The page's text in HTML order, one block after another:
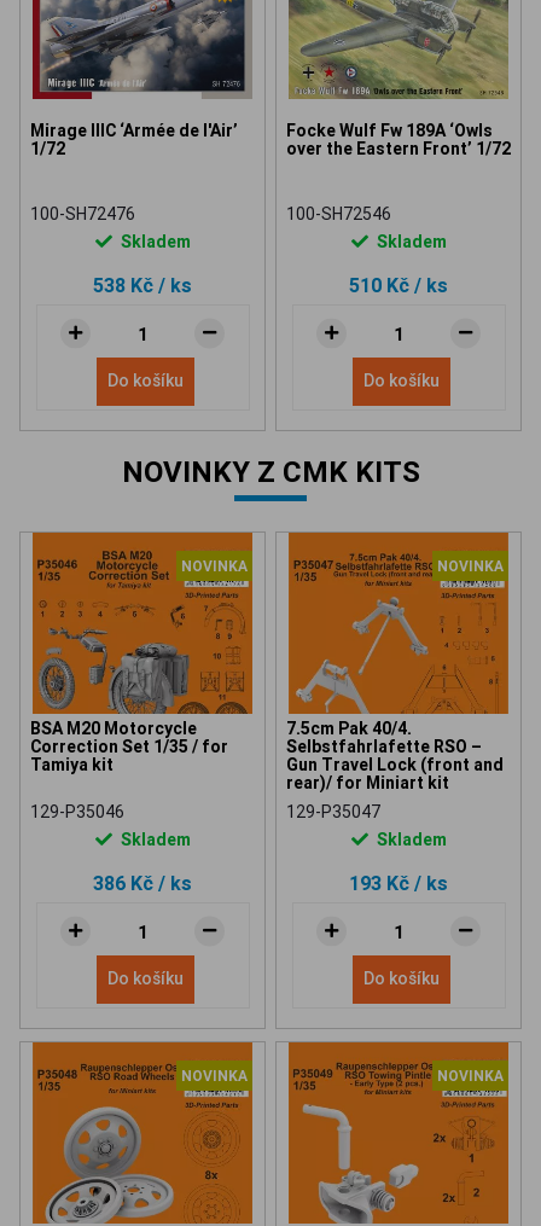
Mirage IIIC ‘Armée de l'Air’
1/72
100-SH72476
Skladem
538 Kč / ks
Do košíku
Focke Wulf Fw 189A ‘Owls
over the Eastern Front’ 1/72
100-SH72546
Skladem
510 Kč / ks
Do košíku
NOVINKY Z CMK KITS
NOVINKA
BSA M20 Motorcycle
Correction Set 1/35 / for
Tamiya kit
129-P35046
Skladem
386 Kč / ks
Do košíku
NOVINKA
7.5cm Pak 40/4.
Selbstfahrlafette RSO –
Gun Travel Lock (front and
rear)/ for Miniart kit
129-P35047
Skladem
193 Kč / ks
Do košíku
NOVINKA NOVINKA